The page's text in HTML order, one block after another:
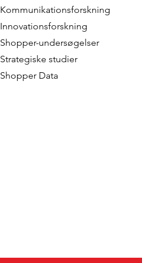
Hanna Riberdahl - Brand
Marketing Sweden
Kommunikationsforskning
Innovationsforskning
Shopper-undersøgelser
Strategiske studier
Shopper Data